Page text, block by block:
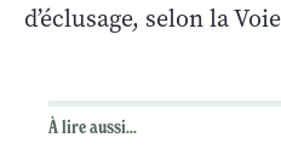
d’éclusage, selon la
À lire aussi...